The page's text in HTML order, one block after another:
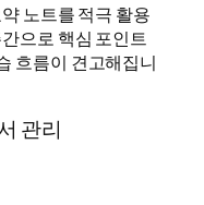
노트를 적극 활용
으로 핵심 포인트
흐름이 견고해집니
관리